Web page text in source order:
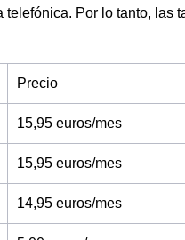
Por lo tanto, las
Precio
15,95 euros/mes
15,95 euros/mes
14,95 euros/mes